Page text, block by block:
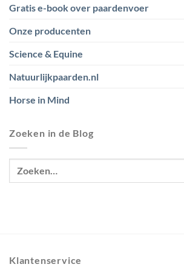
Gratis e-book over paardenvoer
Onze producenten
Science & Equine
Natuurlijkpaarden.nl
Horse in Mind
Zoeken in de Blog
Klantenservice